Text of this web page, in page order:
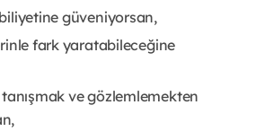
güveniyorsan,
fark yaratabileceğine
ve gözlemlemekten